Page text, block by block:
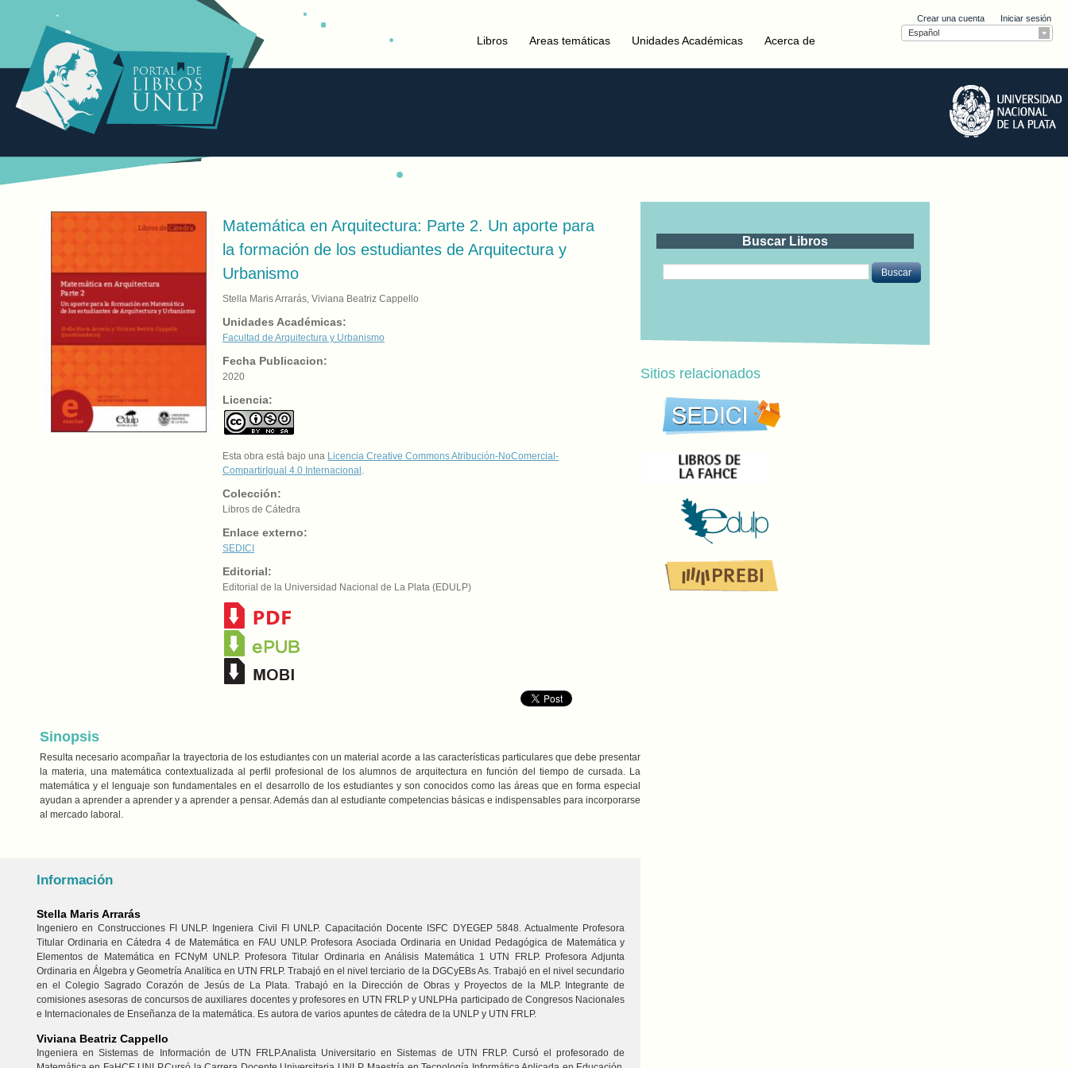
Crear una cuenta
Iniciar sesión
Español
Libros Areas temáticas Unidades Académicas Acerca de
Matemática en Arquitectura: Parte 2. Un aporte para
la formación de los estudiantes de Arquitectura y
Urbanismo
Stella Maris Arrarás, Viviana Beatriz Cappello
Unidades Académicas:
Facultad de Arquitectura y Urbanismo
Fecha Publicacion:
2020
Licencia:
Esta obra está bajo una Licencia Creative Commons Atribución-NoComercial-
CompartirIgual 4.0 Internacional .
Colección:
Libros de Cátedra
Enlace externo:
SEDICI
Editorial:
Editorial de la Universidad Nacional de La Plata (EDULP)
Sinopsis
Resulta necesario acompañar la trayectoria de los estudiantes con un material acorde a las características particulares que debe presentar
la materia, una matemática contextualizada al perfil profesional de los alumnos de arquitectura en función del tiempo de cursada. La
matemática y el lenguaje son fundamentales en el desarrollo de los estudiantes y son conocidos como las áreas que en forma especial
ayudan a aprender a aprender y a aprender a pensar. Además dan al estudiante competencias básicas e indispensables para incorporarse
al mercado laboral.
Información
Stella Maris Arrarás
Ingeniero en Construcciones FI UNLP. Ingeniera Civil FI UNLP. Capacitación Docente ISFC DYEGEP 5848. Actualmente Profesora
Titular Ordinaria en Cátedra 4 de Matemática en FAU UNLP. Profesora Asociada Ordinaria en Unidad Pedagógica de Matemática y
Elementos de Matemática en FCNyM UNLP. Profesora Titular Ordinaria en Análisis Matemática 1 UTN FRLP. Profesora Adjunta
Ordinaria en Álgebra y Geometría Analítica en UTN FRLP. Trabajó en el nivel terciario de la DGCyEBs As. Trabajó en el nivel secundario
en el Colegio Sagrado Corazón de Jesús de La Plata. Trabajó en la Dirección de Obras y Proyectos de la MLP. Integrante de
comisiones asesoras de concursos de auxiliares docentes y profesores en UTN FRLP y UNLPHa participado de Congresos Nacionales
e Internacionales de Enseñanza de la matemática. Es autora de varios apuntes de cátedra de la UNLP y UTN FRLP.
Viviana Beatriz Cappello
Ingeniera en Sistemas de Información de UTN FRLP.Analista Universitario en Sistemas de UTN FRLP. Cursó el profesorado de
Buscar Libros
Buscar
Sitios relacionados